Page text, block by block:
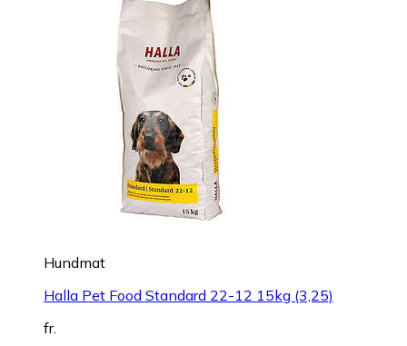
Hundmat
Halla Pet Food Standard 22-12 15kg (3,25)
fr.